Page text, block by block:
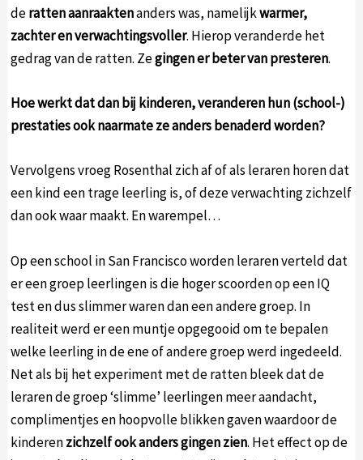
deratten aanraaktenanders was, namelijkwarmer,
zachter en verwachtingsvoller. Hierop veranderde het
gedrag van de ratten. Zegingen er beter van presteren.
Hoe werkt dat dan bij kinderen, veranderen hun (school-)
prestaties ook naarmate ze anders benaderd worden?
Vervolgens vroeg Rosenthal zich af of als leraren horen dat
een kind een trage leerling is, of deze verwachting zichzelf
dan ook waar maakt. En warempel…
Op een school in San Francisco worden leraren verteld dat
er een groep leerlingen is die hoger scoorden op een IQ
test en dus slimmer waren dan een andere groep. In
realiteit werd er een muntje opgegooid om te bepalen
welke leerling in de ene of andere groep werd ingedeeld.
Net als bij het experiment met de ratten bleek dat de
leraren de groep ‘slimme’ leerlingen meer aandacht,
complimentjes en hoopvolle blikken gaven waardoor de
kinderenzichzelf ook anders gingen zien. Het effect op de